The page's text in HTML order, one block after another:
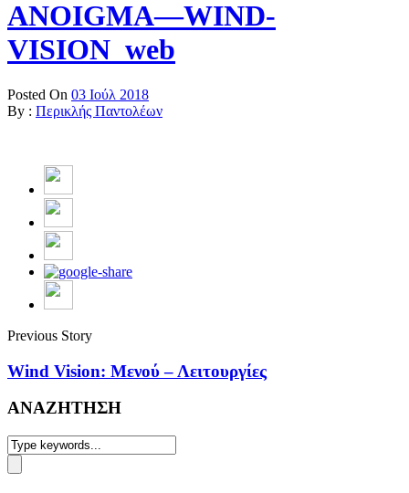
ANOIGMA—WIND-
VISION_web
Posted On 03 Ιούλ 2018
By : Περικλής Παντολέων
Previous Story
Wind Vision: Μενού – Λειτουργίες
ΑΝΑΖΗΤΗΣΗ